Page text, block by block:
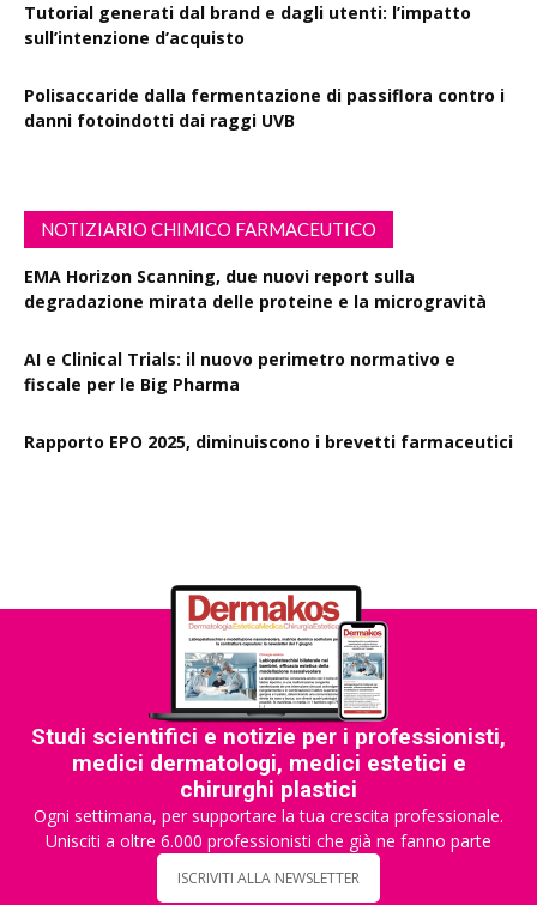
Tutorial generati dal brand e dagli utenti: l’impatto
sull’intenzione d’acquisto
Polisaccaride dalla fermentazione di passiflora contro i
danni fotoindotti dai raggi UVB
NOTIZIARIO CHIMICO FARMACEUTICO
EMA Horizon Scanning, due nuovi report sulla
degradazione mirata delle proteine e la microgravità
AI e Clinical Trials: il nuovo perimetro normativo e
fiscale per le Big Pharma
Rapporto EPO 2025, diminuiscono i brevetti farmaceutici
Studi scientifici e notizie per i professionisti,
medici dermatologi, medici estetici e
chirurghi plastici
Ogni settimana, per supportare la tua crescita professionale.
Unisciti a oltre 6.000 professionisti che già ne fanno parte
ISCRIVITI ALLA NEWSLETTER